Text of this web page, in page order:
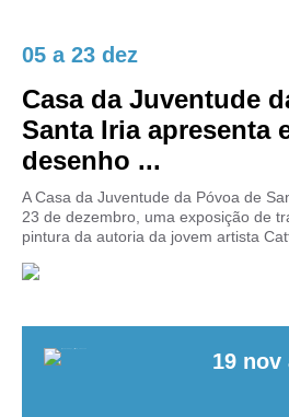
05 a23 dez
Casa da Juventude
Santa Iria apresenta
desenho ...
A Casa da Juventude da Póvoa de
23 de dezembro, uma exposição de
pintura da autoria da jovem artista
19 nov